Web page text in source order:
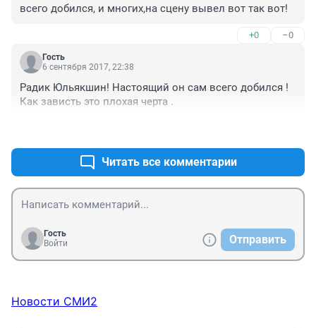
всего добился, и многих,на сцену вывел вот так вот!
+0 –0
Гость
6 сентября 2017, 22:38
Радик Юльякшин! Настоящий он сам всего добился !
Как зависть это плохая черта .
Читать все комментарии
Гость
Войти
Отправить
Новости СМИ2